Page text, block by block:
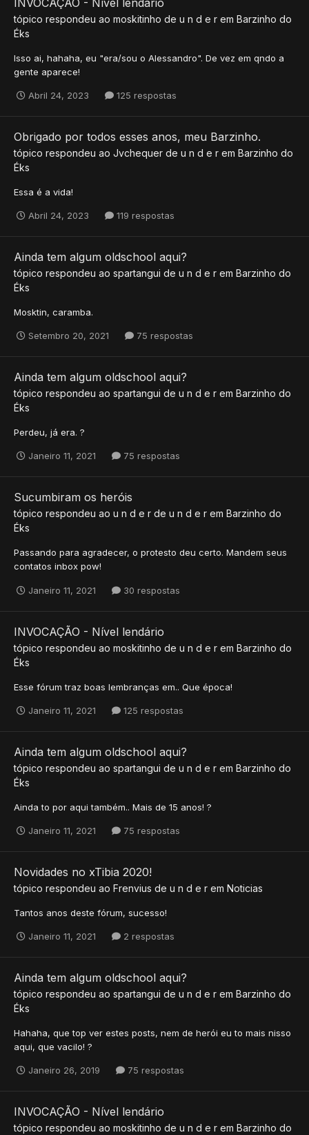
tópico respondeu ao moskitinho de u n d e r em Barzinho do
Éks
Isso ai, hahaha, eu "era/sou o Alessandro". De vez em qndo a
gente aparece!
Abril 24, 2023 125 respostas
Obrigado por todos esses anos, meu Barzinho.
tópico respondeu ao Jvchequer de u n d e r em Barzinho do
Éks
Essa é a vida!
Abril 24, 2023 119 respostas
Ainda tem algum oldschool aqui?
tópico respondeu ao spartangui de u n d e r em Barzinho do
Éks
Mosktin, caramba.
Setembro 20, 2021 75 respostas
Ainda tem algum oldschool aqui?
tópico respondeu ao spartangui de u n d e r em Barzinho do
Éks
Perdeu, já era. ?
Janeiro 11, 2021 75 respostas
Sucumbiram os heróis
tópico respondeu ao u n d e r de u n d e r em Barzinho do
Éks
Passando para agradecer, o protesto deu certo. Mandem seus
contatos inbox pow!
Janeiro 11, 2021 30 respostas
INVOCAÇÃO - Nível lendário
tópico respondeu ao moskitinho de u n d e r em Barzinho do
Éks
Esse fórum traz boas lembranças em.. Que época!
Janeiro 11, 2021 125 respostas
Ainda tem algum oldschool aqui?
tópico respondeu ao spartangui de u n d e r em Barzinho do
Éks
Ainda to por aqui também.. Mais de 15 anos! ?
Janeiro 11, 2021 75 respostas
Novidades no xTibia 2020!
tópico respondeu ao Frenvius de u n d e r em Noticias
Tantos anos deste fórum, sucesso!
Janeiro 11, 2021 2 respostas
Ainda tem algum oldschool aqui?
tópico respondeu ao spartangui de u n d e r em Barzinho do
Éks
Hahaha, que top ver estes posts, nem de herói eu to mais nisso
aqui, que vacilo! ?
Janeiro 26, 2019 75 respostas
INVOCAÇÃO - Nível lendário
tópico respondeu ao moskitinho de u n d e r em Barzinho do